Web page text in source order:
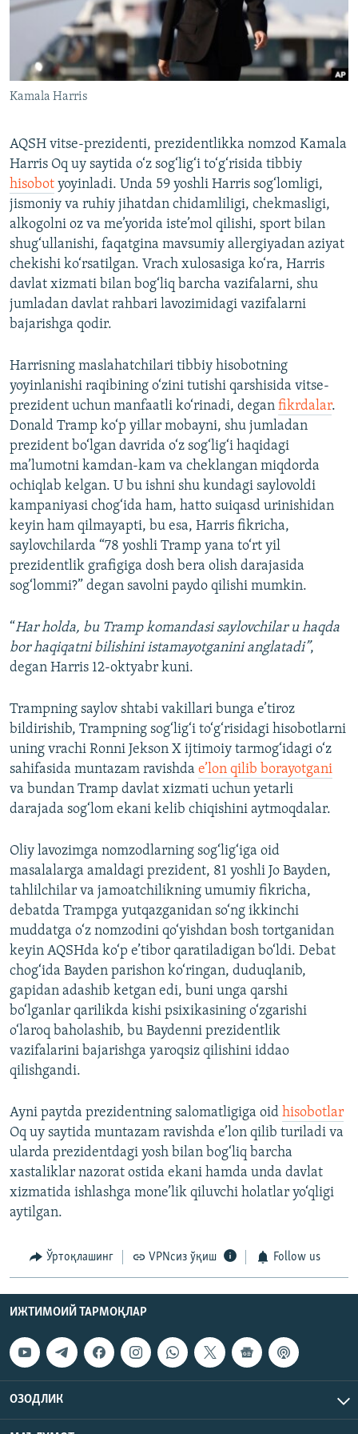
Kamala Harris
AQSH vitse-prezidenti, prezidentlikka nomzod Kamala
Harris Oq uy saytida o‘z sog‘lig‘i to‘g‘risida tibbiy
hisobot yoyinladi. Unda 59 yoshli Harris sog‘lomligi,
jismoniy va ruhiy jihatdan chidamliligi, chekmasligi,
alkogolni oz va me’yorida iste’mol qilishi, sport bilan
shug‘ullanishi, faqatgina mavsumiy allergiyadan aziyat
chekishi ko‘rsatilgan. Vrach xulosasiga ko‘ra, Harris
davlat xizmati bilan bog‘liq barcha vazifalarni, shu
jumladan davlat rahbari lavozimidagi vazifalarni
bajarishga qodir.
Harrisning maslahatchilari tibbiy hisobotning
yoyinlanishi raqibining o‘zini tutishi qarshisida vitse-
prezident uchun manfaatli ko‘rinadi, degan fikrdalar.
Donald Tramp ko‘p yillar mobayni, shu jumladan
prezident bo‘lgan davrida o‘z sog‘lig‘i haqidagi
ma’lumotni kamdan-kam va cheklangan miqdorda
ochiqlab kelgan. U bu ishni shu kundagi saylovoldi
kampaniyasi chog‘ida ham, hatto suiqasd urinishidan
keyin ham qilmayapti, bu esa, Harris fikricha,
saylovchilarda “78 yoshli Tramp yana to‘rt yil
prezidentlik grafigiga dosh bera olish darajasida
sog‘lommi?” degan savolni paydo qilishi mumkin.
“Har holda, bu Tramp komandasi saylovchilar u haqda
bor haqiqatni bilishini istamayotganini anglatadi”,
degan Harris 12-oktyabr kuni.
Trampning saylov shtabi vakillari bunga e’tiroz
bildirishib, Trampning sog‘lig‘i to‘g‘risidagi hisobotlarni
uning vrachi Ronni Jekson X ijtimoiy tarmog‘idagi o‘z
sahifasida muntazam ravishda e’lon qilib borayotgani
va bundan Tramp davlat xizmati uchun yetarli
darajada sog‘lom ekani kelib chiqishini aytmoqdalar.
Oliy lavozimga nomzodlarning sog‘lig‘iga oid
masalalarga amaldagi prezident, 81 yoshli Jo Bayden,
tahlilchilar va jamoatchilikning umumiy fikricha,
debatda Trampga yutqazganidan so‘ng ikkinchi
muddatga o‘z nomzodini qo‘yishdan bosh tortganidan
keyin AQSHda ko‘p e’tibor qaratiladigan bo‘ldi. Debat
chog‘ida Bayden parishon ko‘ringan, duduqlanib,
gapidan adashib ketgan edi, buni unga qarshi
bo‘lganlar qarilikda kishi psixikasining o‘zgarishi
o‘laroq baholashib, bu Baydenni prezidentlik
vazifalarini bajarishga yaroqsiz qilishini iddao
qilishgandi.
Ayni paytda prezidentning salomatligiga oid hisobotlar
Oq uy saytida muntazam ravishda e’lon qilib turiladi va
ularda prezidentdagi yosh bilan bog‘liq barcha
xastaliklar nazorat ostida ekani hamda unda davlat
xizmatida ishlashga mone’lik qiluvchi holatlar yo‘qligi
aytilgan.
Ўртоқлашинг VPNсиз ўқиш Follow us
ИЖТИМОИЙ ТАРМОҚЛАР
ОЗОДЛИК